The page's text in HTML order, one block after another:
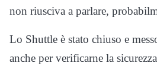
non riusciva a parlare,
Lo Shuttle è stato chiuso e
anche per verificarne la